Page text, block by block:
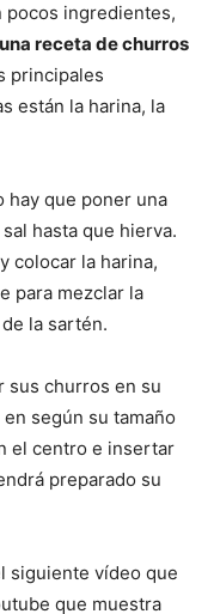
ingredientes,
receta de churros
principales
están la harina, la
hay que poner una
hasta que hierva.
colocar la harina,
para mezclar la
la sartén.
sus churros en su
según su tamaño
el centro e insertar
preparado su
siguiente vídeo que
que muestra